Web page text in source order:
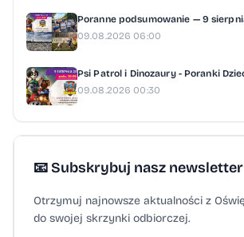
Poranne podsumowanie — 9
09.08.2026 06:00
Psi Patrol i Dinozaury - Poranki
09.08.2026 00:30
📧 Subskrybuj nasz newsletter
Otrzymuj najnowsze aktualności z
do swojej skrzynki odbiorczej.